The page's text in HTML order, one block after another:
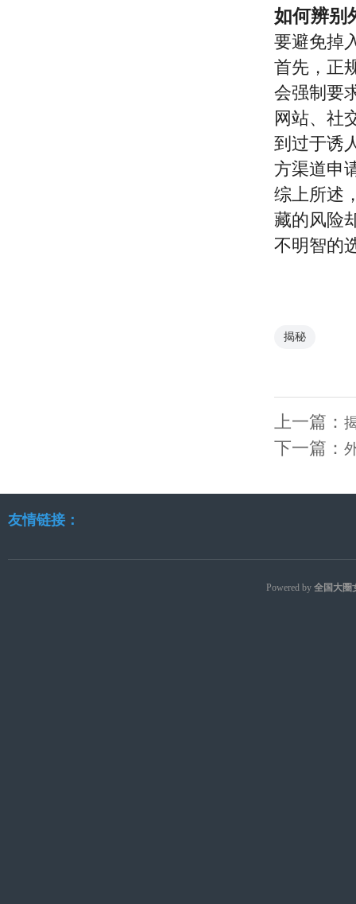
如何辨别
要避免掉
首先，正
会强制要
网站、社
到过于诱
方渠道申
综上所述
藏的风险
不明智的
揭秘
上一篇：
下一篇：
友情链接：
Powered by 全国大圈